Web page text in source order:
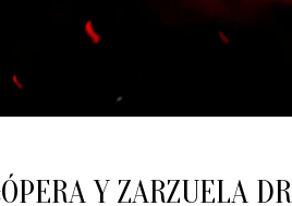
Y ZARZUELA